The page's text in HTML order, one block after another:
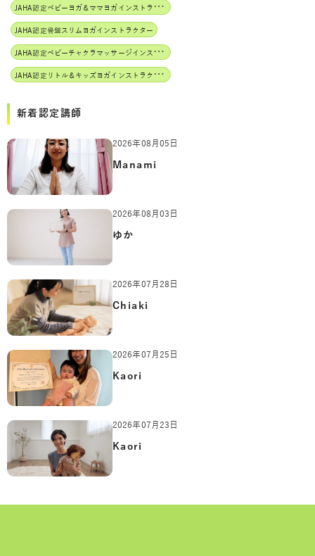
J
AHA認定ベビーヨガ＆ママヨガインストラクター
JAHA認定骨盤スリムヨガインストラクター
J
AHA認定ベビーチャクラマッサージインストラクター
J
AHA認定リトル＆キッズヨガインストラクター
新着認定講師
2026年08月05日
Manami
2026年08月03日
ゆか
2026年07月28日
Chiaki
2026年07月25日
Kaori
2026年07月23日
Kaori